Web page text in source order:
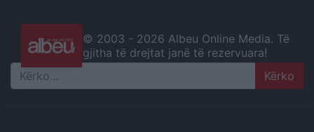
© 2003 - 2026 Albeu Online Media. Të
gjitha të drejtat janë të rezervuara!
Search